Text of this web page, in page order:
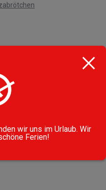
wir uns im Urlaub. Wir
Ferien!